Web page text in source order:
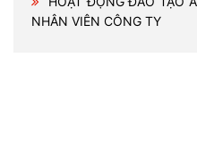
NHÂN VIÊN CÔNG TY